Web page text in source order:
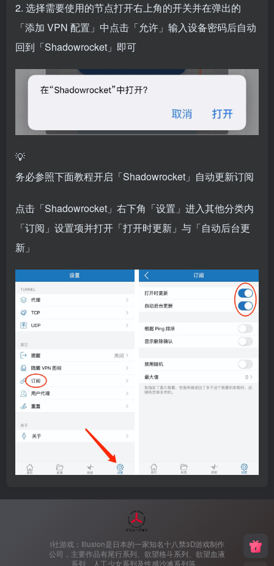
2. 选择需要使用的节点打开右上角的开关并在弹出的
「添加 VPN 配置」中点击「允许」输入设备密码后自动
回到「Shadowrocket」即可
💡
务必参照下面教程开启「Shadowrocket」自动更新订阅
点击「Shadowrocket」右下角「设置」进入其他分类内
「订阅」设置项并打开「打开时更新」与「自动后台更
新」
i社游戏：Illusion是日本的一家知名十八禁3D游戏制作
公司，主要作品有尾行系列、欲望格斗系列、欲望血液
系列、人工少女系列及性感沙滩系列等。